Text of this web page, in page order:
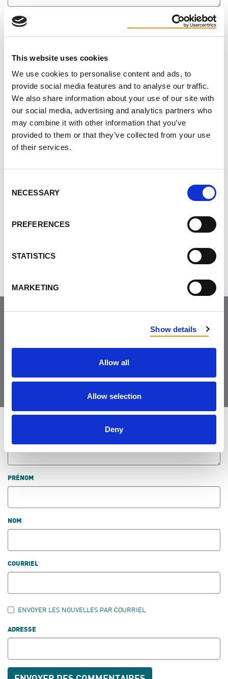
This website uses cookies
We use cookies to personalise content and ads, to
provide social media features and to analyse our traffic.
We also share information about your use of our site with
our social media, advertising and analytics partners who
may combine it with other information that you’ve
provided to them or that they’ve collected from your use
of their services.
Selection
NECESSARY
PREFERENCES
STATISTICS
MARKETING
Show details
Allow all
Allow selection
Deny
Merci d’avoir partagé votre histoire. En partageant
votre histoire, vous nous autorisez à la publier sur
cela vous pose problème, faites-le-nous savoir.
SÉLECTIONNEZ « OUI » SI VOUS SOUHAITEZ ÊTRE
CONTACTÉ POUR DES OPPORTUNITÉS DE
COMMUNICATIONS MÉDIATIQUES (P. EX., PRESSE
ÉCRITE, TÉLÉVISION, DÉFENSE AUPRÈS DU
Joignez-vous à la
communauté
PRÉNOM
NOM
COURRIEL
ENVOYER LES NOUVELLES PAR COURRIEL
ADRESSE